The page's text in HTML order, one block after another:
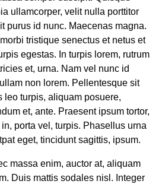
ullamcorper, velit nulla porttitor
purus id nunc. Maecenas magna.
tristique senectus et netus et
egestas. In turpis lorem, rutrum
et, urna. Nam vel nunc id
non lorem. Pellentesque sit
leo turpis, aliquam posuere,
et, ante. Praesent ipsum tortor,
porta vel, turpis. Phasellus urna
eget, tincidunt sagittis, ipsum.
massa enim, auctor at, aliquam
Duis mattis sodales nisl. Integer